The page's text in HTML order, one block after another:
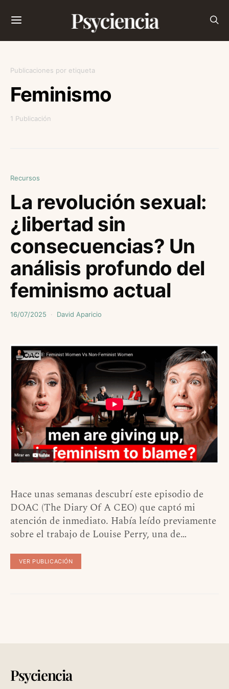
Psyciencia
Publicaciones por etiqueta
Feminismo
1 Publicación
Recursos
La revolución sexual:
¿libertad sin
consecuencias? Un
análisis profundo del
feminismo actual
16/07/2025 David Aparicio
Hace unas semanas descubrí este episodio de
DOAC (The Diary Of A CEO) que captó mi
atención de inmediato. Había leído previamente
sobre el trabajo de Louise Perry, una de…
VER PUBLICACIÓN
Psyciencia